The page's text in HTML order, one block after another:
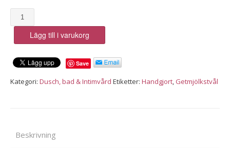
KUTTUNEIDIN:
Getmjölkstvål,
honungshavre
mängd
Lägg till i varukorg
Save
Kategori: Dusch, bad & Intimvård Etiketter: Handgjort, Getmjölkstvål
Beskrivning